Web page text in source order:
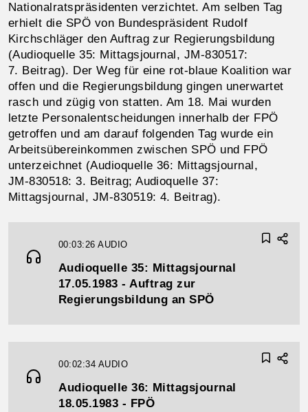
Nationalratspräsidenten verzichtet. Am selben Tag
erhielt die SPÖ von Bundespräsident Rudolf
Kirchschläger den Auftrag zur Regierungsbildung
(Audioquelle 35: Mittagsjournal, JM‑830517:
7. Beitrag). Der Weg für eine rot-blaue Koalition war
offen und die Regierungsbildung gingen unerwartet
rasch und zügig von statten. Am 18. Mai wurden
letzte Personalentscheidungen innerhalb der FPÖ
getroffen und am darauf folgenden Tag wurde ein
Arbeitsübereinkommen zwischen SPÖ und FPÖ
unterzeichnet (Audioquelle 36: Mittagsjournal,
JM‑830518: 3. Beitrag; Audioquelle 37:
Mittagsjournal, JM‑830519: 4. Beitrag).
00:03:26AUDIO
Audioquelle 35: Mittagsjournal
17.05.1983 - Auftrag zur
Regierungsbildung an SPÖ
00:02:34 AUDIO
Audioquelle 36: Mittagsjournal
18.05.1983 - FPÖ